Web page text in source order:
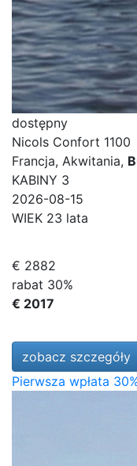
dostępny
Nicols Confort 1100
Francja, Akwitania,
KABINY 3
2026-08-15
WIEK 23 lata
€ 2882
rabat 30%
€ 2017
zobacz szczegóły
Pierwsza wpłata